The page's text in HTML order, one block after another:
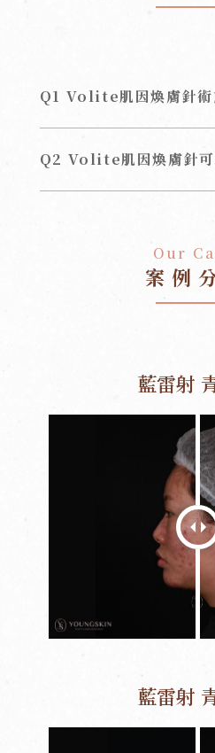
Q1 Volite肌因煥膚針術
Q2 Volite肌因煥膚針可
Our
案例
藍雷射
藍雷射